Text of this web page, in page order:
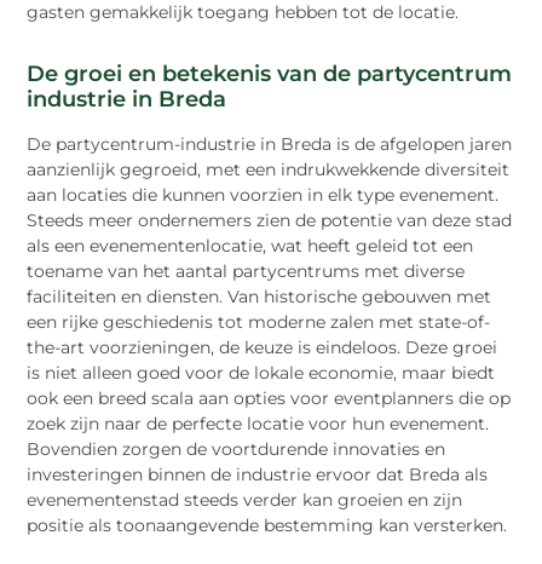
gasten gemakkelijk toegang hebben tot de locatie.
De groei en betekenis van de partycentrum
industrie in Breda
De partycentrum-industrie in Breda is de afgelopen jaren
aanzienlijk gegroeid, met een indrukwekkende diversiteit
aan locaties die kunnen voorzien in elk type evenement.
Steeds meer ondernemers zien de potentie van deze stad
als een evenementenlocatie, wat heeft geleid tot een
toename van het aantal partycentrums met diverse
faciliteiten en diensten. Van historische gebouwen met
een rijke geschiedenis tot moderne zalen met state-of-
the-art voorzieningen, de keuze is eindeloos. Deze groei
is niet alleen goed voor de lokale economie, maar biedt
ook een breed scala aan opties voor eventplanners die op
zoek zijn naar de perfecte locatie voor hun evenement.
Bovendien zorgen de voortdurende innovaties en
investeringen binnen de industrie ervoor dat Breda als
evenementenstad steeds verder kan groeien en zijn
positie als toonaangevende bestemming kan versterken.